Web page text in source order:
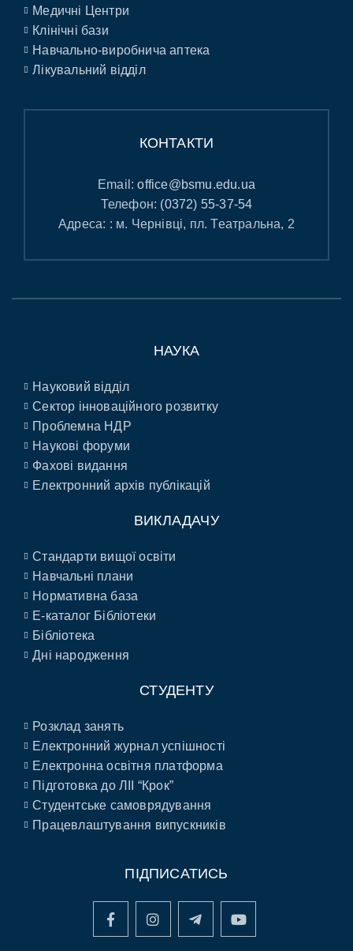
Медичні Центри
Клінічні бази
Навчально-виробнича аптека
Лікувальний відділ
КОНТАКТИ
Email:office@bsmu.edu.ua
Телефон: (0372) 55-37-54
Адреса: : м. Чернівці, пл. Театральна, 2
НАУКА
Науковий відділ
Сектор інноваційного розвитку
Проблемна НДР
Наукові форуми
Фахові видання
Електронний архів публікацій
ВИКЛАДАЧУ
Стандарти вищої освіти
Навчальні плани
Нормативна база
E-каталог Бібліотеки
Бібліотека
Дні народження
СТУДЕНТУ
Розклад занять
Електронний журнал успішності
Електронна освітня платформа
Підготовка до ЛІІ “Крок”
Студентське самоврядування
Працевлаштування випускників
ПІДПИСАТИСЬ